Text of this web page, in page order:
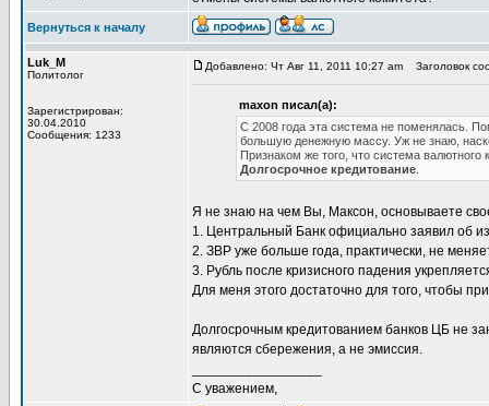
Вернуться к началу
Luk_M
Политолог
Зарегистрирован:
30.04.2010
Сообщения: 1233
Добавлено: Чт Авг 11, 2011 10:27 am Заголовок
maxon писал(а):
С 2008 года эта система не поменялась.
большую денежную массу. Уж не знаю,
Признаком же того, что система
Долгосрочное кредитование
Я не знаю на чем Вы, Максон, основываете
1. Центральный Банк официально заявил об
2. ЗВР уже больше года, практически, не
3. Рубль после кризисного падения
Для меня этого достаточно для того, чтобы
Долгосрочным кредитованием банков ЦБ не
являются сбережения, а не эмиссия.
С уважением,